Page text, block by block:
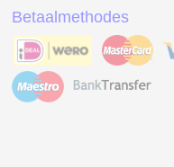
Betaalmethodes